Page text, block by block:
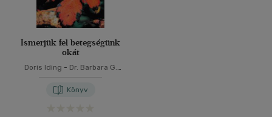
Ismerjük fel betegségünk
okát
Doris Iding - Dr. Barbara G.
Könyv